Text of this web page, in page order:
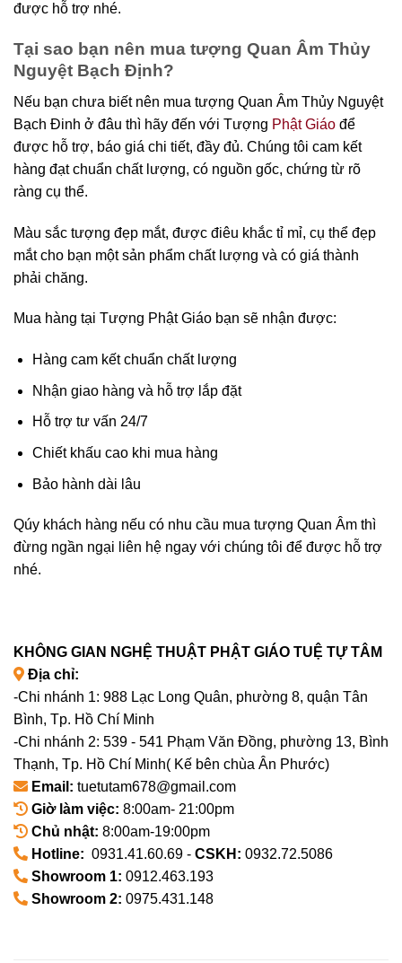
được hỗ trợ nhé.
Tại sao bạn nên mua tượng Quan Âm Thủy
Nguyệt Bạch Định?
Nếu bạn chưa biết nên mua tượng Quan Âm Thủy Nguyệt
Bạch Đinh ở đâu thì hãy đến với Tượng Phật Giáo để
được hỗ trợ, báo giá chi tiết, đầy đủ. Chúng tôi cam kết
hàng đạt chuẩn chất lượng, có nguồn gốc, chứng từ rõ
ràng cụ thể.
Màu sắc tượng đẹp mắt, được điêu khắc tỉ mỉ, cụ thể đẹp
mắt cho bạn một sản phẩm chất lượng và có giá thành
phải chăng.
Mua hàng tại Tượng Phật Giáo bạn sẽ nhận được:
Hàng cam kết chuẩn chất lượng
Nhận giao hàng và hỗ trợ lắp đặt
Hỗ trợ tư vấn 24/7
Chiết khấu cao khi mua hàng
Bảo hành dài lâu
Qúy khách hàng nếu có nhu cầu mua tượng Quan Âm thì
đừng ngần ngại liên hệ ngay với chúng tôi để được hỗ trợ
nhé.
KHÔNG GIAN NGHỆ THUẬT PHẬT GIÁO TUỆ TỰ TÂM
Địa chỉ:
-Chi nhánh 1: 988 Lạc Long Quân, phường 8, quận Tân
Bình, Tp. Hồ Chí Minh
-Chi nhánh 2: 539 - 541 Phạm Văn Đồng, phường 13, Bình
Thạnh, Tp. Hồ Chí Minh( Kế bên chùa Ân Phước)
Email: tuetutam678@gmail.com
Giờ làm việc: 8:00am- 21:00pm
Chủ nhật: 8:00am-19:00pm
Hotline: 0931.41.60.69 - CSKH: 0932.72.5086
Showroom 1: 0912.463.193
Showroom 2: 0975.431.148